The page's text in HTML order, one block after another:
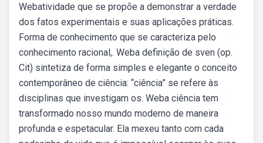
Webatividade que se propõe a demonstrar a verdade
dos fatos experimentais e suas aplicações práticas.
Forma de conhecimento que se caracteriza pelo
conhecimento racional,. Weba definição de sven (op.
Cit) sintetiza de forma simples e elegante o conceito
contemporâneo de ciência: “ciência” se refere às
disciplinas que investigam os. Weba ciência tem
transformado nosso mundo moderno de maneira
profunda e espetacular. Ela mexeu tanto com cada